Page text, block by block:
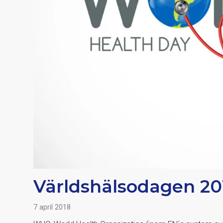
Världshälsodagen
7 april 2018